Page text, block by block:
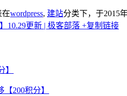
在wordpress, 建站分类下，于2015
10.29更新 | 极客部落 +复制链接
】
200积分】